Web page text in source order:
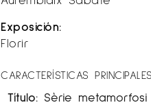
Exposición:
Florir
CARACTERÍSTICAS PRINCIPALES
Título: Sèrie